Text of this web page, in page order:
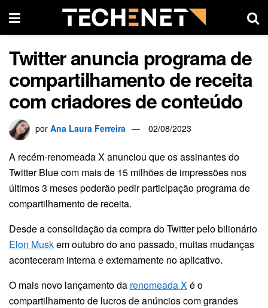
Twitter anuncia programa de
compartilhamento de receita
com criadores de conteúdo
por Ana Laura Ferreira 02/08/2023
A recém-renomeada X anunciou que os assinantes do
Twitter Blue com mais de 15 milhões de impressões nos
últimos 3 meses poderão pedir participação programa de
compartilhamento de receita.
Desde a consolidação da compra do Twitter pelo bilionário
Elon Muskem outubro do ano passado, muitas mudanças
aconteceram interna e externamente no aplicativo.
O mais novo lançamento da renomeada Xé o
compartilhamento de lucros de anúncios com grandes